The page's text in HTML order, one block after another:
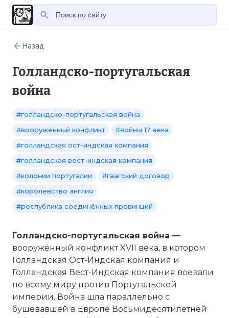
Назад
Голландско-португальская
война
#голландско-португальская война
#вооружённый конфликт
#войны 17 века
#голландская ост-индская компания
#голландская вест-индская компания
#колонии португалии
#гаагский договор
#королевство англия
#республика соединённых провинций
Голландско-португальская война —
вооружённый конфликт XVII века, в котором
Голландская Ост-Индская компания и
Голландская Вест-Индская компания воевали
по всему миру против Португальской
империи. Война шла параллельно с
бушевавшей в Европе Восьмидесятилетней